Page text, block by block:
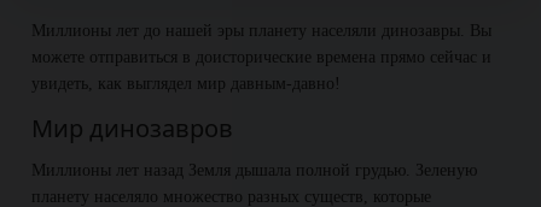
Миллионы лет до нашей эры планету населяли динозавры. Вы
можете отправиться в доисторические времена прямо сейчас и
увидеть, как выглядел мир давным-давно!
Мир динозавров
Миллионы лет назад Земля дышала полной грудью. Зеленую
планету населяло множество разных существ, которые